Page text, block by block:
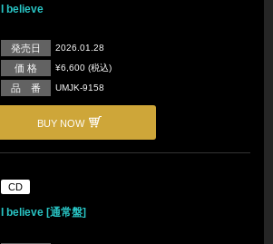
I believe
発売日 2026.01.28
価 格 ¥6,600 (税込)
品 番 UMJK-9158
BUY NOW
CD
I believe [通常盤]